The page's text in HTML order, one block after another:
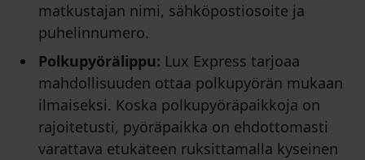
matkustajan nimi, sähköpostiosoite ja
puhelinnumero.
Polkupyörälippu: Lux Express tarjoaa
mahdollisuuden ottaa polkupyörän mukaan
ilmaiseksi. Koska polkupyöräpaikkoja on
rajoitetusti, pyöräpaikka on ehdottomasti
varattava etukäteen ruksittamalla kyseinen